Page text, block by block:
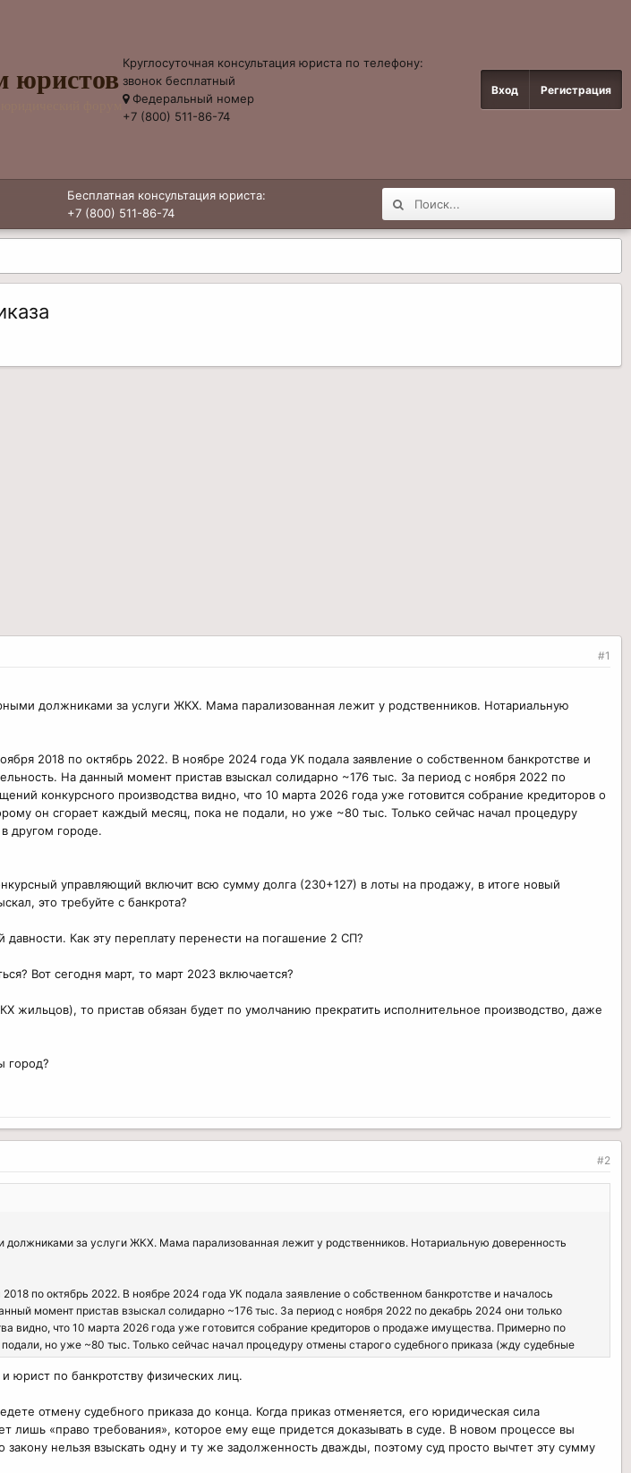
юристов
Круглосуточная консультация юриста по телефону:
звонок бесплатный
Федеральный номер
+7 (800) 511-86-74
Вход Регистрация
Бесплатная консультация юриста:
+7 (800) 511-86-74
#1
должниками за услуги ЖКХ. Мама парализованная лежит у родственников. Нотариальную
2018 по октябрь 2022. В ноябре 2024 года УК подала заявление о собственном банкротстве и
На данный момент пристав взыскал солидарно ~176 тыс. За период с ноября 2022 по
конкурсного производства видно, что 10 марта 2026 года уже готовится собрание кредиторов о
он сгорает каждый месяц, пока не подали, но уже ~80 тыс. Только сейчас начал процедуру
другом городе.
управляющий включит всю сумму долга (230+127) в лоты на продажу, в итоге новый
это требуйте с банкрота?
Как эту переплату перенести на погашение 2 СП?
Вот сегодня март, то март 2023 включается?
жильцов), то пристав обязан будет по умолчанию прекратить исполнительное производство, даже
город?
#2
за услуги ЖКХ. Мама парализованная лежит у родственников. Нотариальную доверенность
по октябрь 2022. В ноябре 2024 года УК подала заявление о собственном банкротстве и началось
момент пристав взыскал солидарно ~176 тыс. За период с ноября 2022 по декабрь 2024 они только
видно, что 10 марта 2026 года уже готовится собрание кредиторов о продаже имущества. Примерно по
но уже ~80 тыс. Только сейчас начал процедуру отмены старого судебного приказа (жду судебные
управляющий включит всю сумму долга (230+127) в лоты на продажу, в итоге новый покупатель будет
Как эту переплату перенести на погашение 2 СП?
по банкротству физических лиц.
отмену судебного приказа до конца. Когда приказ отменяется, его юридическая сила
лишь «право требования», которое ему еще придется доказывать в суде. В новом процессе вы
нельзя взыскать одну и ту же задолженность дважды, поэтому суд просто вычтет эту сумму